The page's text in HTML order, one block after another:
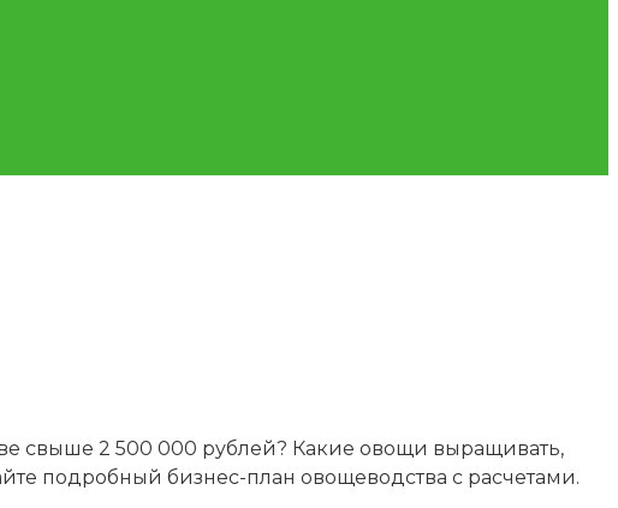
свыше 2 500 000 рублей? Какие овощи выращивать,
подробный бизнес-план овощеводства с расчетами.